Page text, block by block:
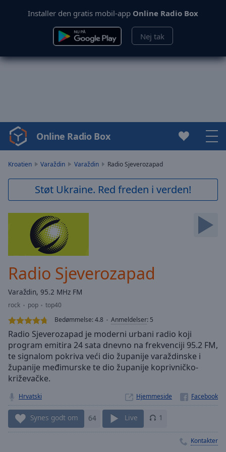
Installer den gratis mobil-app Online Radio Box
Nej tak
Video
Player
Backward
Mute
Current
Time0:00
-:-
Loaded :
0.00%
Stream
TypeLIVE
Seek to
live,
currently
behind
Remaining
Time-
Online Radio Box
Kroatien Varaždin Varaždin Radio Sjeverozapad
Støt Ukraine. Red freden i verden!
Radio Sjeverozapad
Varaždin, 95.2 MHz FM
rock pop
top40
Bedømmelse:4.8 Anmeldelser: 5
Radio Sjeverozapad je moderni urbani radio koji
program emitira 24 sata dnevno na frekvenciji 95.2 FM,
te signalom pokriva veći dio županije varaždinske i
županije međimurske te dio županije koprivničko-
križevačke.
Hrvatski Hjemmeside
Synes godt om 64 Live 1
Kontakter